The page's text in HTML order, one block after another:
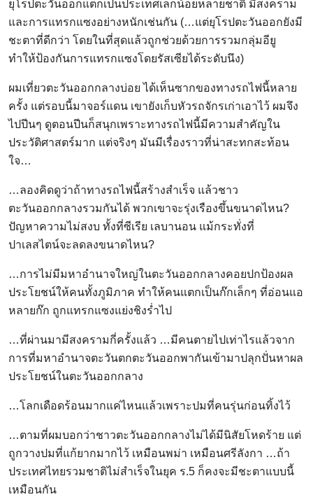
ยุโรปตะวันออกแตกเป็นประเทศเล็กน้อยหลายชาติ มีสงคราม
และการแทรกแซงอย่างหนักเช่นกัน (…แต่ยุโรปตะวันออกยังมี
ชะตาที่ดีกว่า โดยในที่สุดแล้วถูกช่วยด้วยการรวมกลุ่มอียู
ทำให้ป้องกันการแทรกแซงโดยรัสเซียได้ระดับนึง)
ผมเที่ยวตะวันออกกลางบ่อย ได้เห็นซากของทางรถไฟนี้หลาย
ครั้ง แต่รอบนี้มาจอร์แดน เขายังเก็บหัวรถจักรเก่าเอาไว้ ผมจึง
ไปปีนๆ ดูตอนปีนก็สนุกเพราะทางรถไฟนี้มีความสำคัญใน
ประวัติศาสตร์มาก แต่จริงๆ มันมีเรื่องราวที่น่าสะทกสะท้อน
ใจ…
…ลองคิดดูว่าถ้าทางรถไฟนี้สร้างสำเร็จ แล้วชาว
ตะวันออกกลางรวมกันได้ พวกเขาจะรุ่งเรืองขึ้นขนาดไหน?
ปัญหาความไม่สงบ ทั้งที่ซีเรีย เลบานอน แม้กระทั่งที่
ปาเลสไตน์จะลดลงขนาดไหน?
…การไม่มีมหาอำนาจใหญ่ในตะวันออกกลางคอยปกป้องผล
ประโยชน์ให้คนทั้งภูมิภาค ทำให้คนแตกเป็นก๊กเล็กๆ ที่อ่อนแอ
หลายก๊ก ถูกแทรกแซงแย่งชิงร่ำไป
…ที่ผ่านมามีสงครามกี่ครั้งแล้ว …มีคนตายไปเท่าไรแล้วจาก
การที่มหาอำนาจตะวันตกตะวันออกพากันเข้ามาปลุกปั่นหาผล
ประโยชน์ในตะวันออกกลาง
…โลกเดือดร้อนมากแค่ไหนแล้วเพราะปมที่คนรุ่นก่อนทิ้งไว้
…ตามที่ผมบอกว่าชาวตะวันออกกลางไม่ได้มีนิสัยโหดร้าย แต่
ถูกวางปมที่แก้ยากมากไว้ เหมือนพม่า เหมือนศรีลังกา …ถ้า
ประเทศไทยรวมชาติไม่สำเร็จในยุค ร.5 ก็คงจะมีชะตาแบบนี้
เหมือนกัน